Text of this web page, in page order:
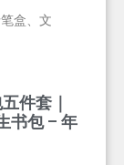
盒、文
件套｜
书包 – 年